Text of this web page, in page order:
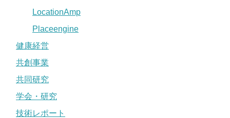
LocationAmp
Placeengine
健康経営
共創事業
共同研究
学会・研究
技術レポート